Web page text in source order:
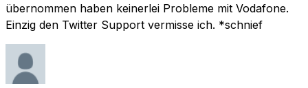
übernommen haben keinerlei Probleme mit Vodafone.
Einzig den Twitter Support vermisse ich. *schnief